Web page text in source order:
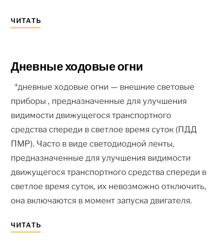
ЧИТАТЬ
Дневные ходовые огни
*дневные ходовые огни — внешние световые
приборы , предназначенные для улучшения
видимости движущегося транспортного
средства спереди в светлое время суток (ПДД
ПМР). Часто в виде светодиодной ленты,
предназначенные для улучшения видимости
движущегося транспортного средства спереди в
светлое время суток, их невозможно отключить,
она включаются в момент запуска двигателя.
ЧИТАТЬ